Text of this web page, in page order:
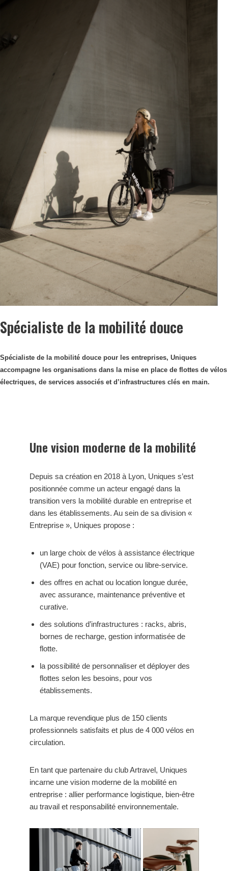
Spécialiste de la mobilité douce
Spécialiste de la mobilité douce pour les entreprises, Uniques
accompagne les organisations dans la mise en place de flottes de vélos
électriques, de services associés et d’infrastructures clés en main.
Une vision moderne de la mobilité
Depuis sa création en 2018 à Lyon, Uniques s’est
positionnée comme un acteur engagé dans la
transition vers la mobilité durable en entreprise et
dans les établissements. Au sein de sa division «
Entreprise », Uniques propose :
un large choix de vélos à assistance électrique
(VAE) pour fonction, service ou libre-service.
des offres en achat ou location longue durée,
avec assurance, maintenance préventive et
curative.
des solutions d’infrastructures : racks, abris,
bornes de recharge, gestion informatisée de
flotte.
la possibilité de personnaliser et déployer des
flottes selon les besoins, pour vos
établissements.
La marque revendique plus de 150 clients
professionnels satisfaits et plus de 4 000 vélos en
circulation.
En tant que partenaire du club Artravel, Uniques
incarne une vision moderne de la mobilité en
entreprise : allier performance logistique, bien-être
au travail et responsabilité environnementale.